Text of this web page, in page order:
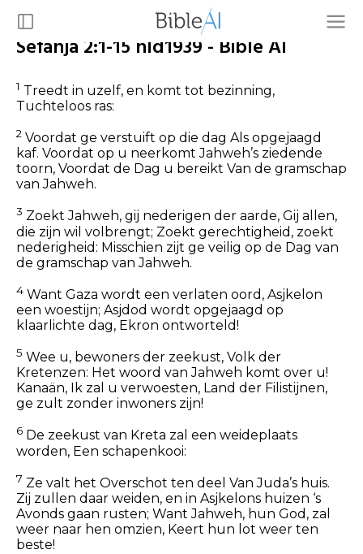
Sefanja 2:1-15 nld1939 - Bible AI
1 Treedt in uzelf, en komt tot bezinning,
Tuchteloos ras:
2 Voordat ge verstuift op die dag Als opgejaagd
kaf. Voordat op u neerkomt Jahweh’s ziedende
toorn, Voordat de Dag u bereikt Van de gramschap
van Jahweh.
3 Zoekt Jahweh, gij nederigen der aarde, Gij allen,
die zijn wil volbrengt; Zoekt gerechtigheid, zoekt
nederigheid: Misschien zijt ge veilig op de Dag van
de gramschap van Jahweh.
4 Want Gaza wordt een verlaten oord, Asjkelon
een woestijn; Asjdod wordt opgejaagd op
klaarlichte dag, Ekron ontworteld!
5 Wee u, bewoners der zeekust, Volk der
Kretenzen: Het woord van Jahweh komt over u!
Kanaän, Ik zal u verwoesten, Land der Filistijnen,
ge zult zonder inwoners zijn!
6 De zeekust van Kreta zal een weideplaats
worden, Een schapenkooi:
7 Ze valt het Overschot ten deel Van Juda’s huis.
Zij zullen daar weiden, en in Asjkelons huizen ‘s
Avonds gaan rusten; Want Jahweh, hun God, zal
weer naar hen omzien, Keert hun lot weer ten
beste!